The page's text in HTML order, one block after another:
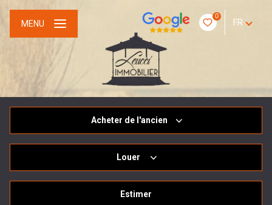
0
FR
MENU
Acheter de l'ancien
De l'immo pro
Louer
Estimer